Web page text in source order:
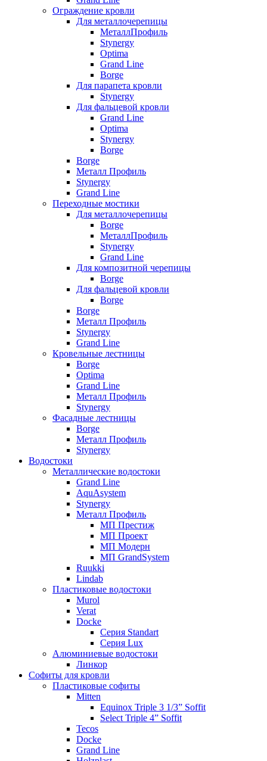
Ограждение кровли
Для металлочерепицы
МеталлПрофиль
Stynergy
Optima
Grand Line
Borge
Для парапета кровли
Stynergy
Для фальцевой кровли
Grand Line
Optima
Stynergy
Borge
Borge
Металл Профиль
Stynergy
Grand Line
Переходные мостики
Для металлочерепицы
Borge
МеталлПрофиль
Stynergy
Grand Line
Для композитной черепицы
Borge
Для фальцевой кровли
Borge
Borge
Металл Профиль
Stynergy
Grand Line
Кровельные лестницы
Borge
Optima
Grand Line
Металл Профиль
Stynergy
Фасадные лестницы
Borge
Металл Профиль
Stynergy
Водостоки
Металлические водостоки
Grand Line
AquAsystem
Stynergy
Металл Профиль
МП Престиж
МП Проект
МП Модерн
МП GrandSystem
Ruukki
Lindab
Пластиковые водостоки
Murol
Verat
Docke
Серия Standart
Серия Lux
Алюминиевые водостоки
Линкор
Софиты для кровли
Пластиковые софиты
Mitten
Equinox Triple 3 1/3” Soffit
Select Triple 4” Soffit
Tecos
Docke
Grand Line